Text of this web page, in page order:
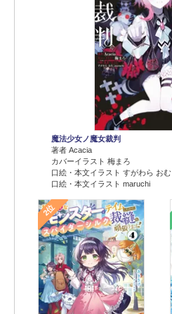
魔法少女ノ魔女裁判
著者 Acacia
カバーイラスト 梅まろ
口絵・本文イラスト すがわら おむ
口絵・本文イラスト maruchi
2位